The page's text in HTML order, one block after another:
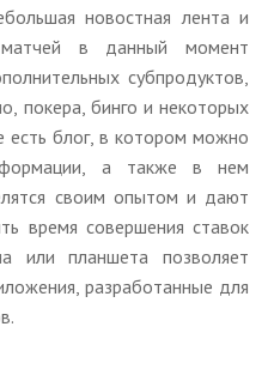
новостная лента и
в данный момент
субпродуктов,
покера, бинго и некоторых
есть блог, в котором можно
а также в нем
своим опытом и дают
время совершения ставок
или планшета позволяет
разработанные для